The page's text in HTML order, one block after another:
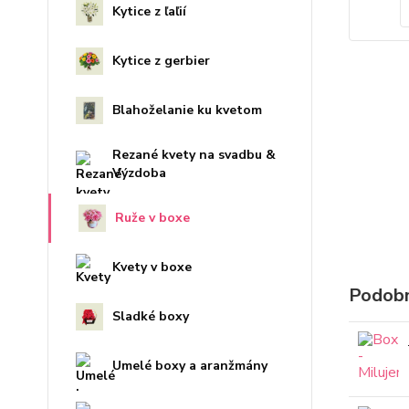
Kytice z ľaľií
Kytice z gerbier
Blahoželanie ku kvetom
Rezané kvety na svadbu &
Výzdoba
Ruže v boxe
Kvety v boxe
Sladké boxy
Umelé boxy a aranžmány